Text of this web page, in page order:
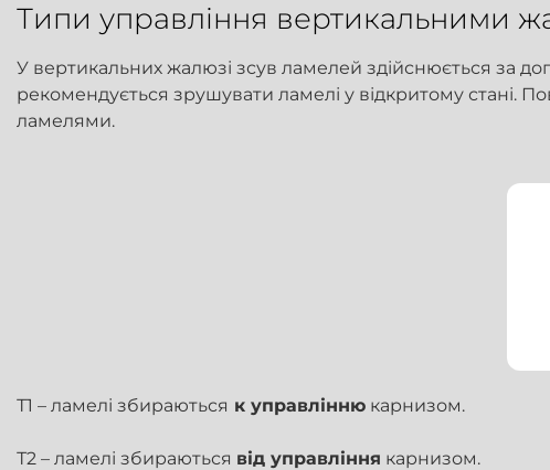
Типи управління вертикальними
У вертикальних жалюзі зсув ламелей здійснюється за
рекомендується зрушувати ламелі у відкритому стані.
ламелями.
Т1 – ламелі збираються к управлінню карнизом.
Т2 – ламелі збираються від управління карнизом.